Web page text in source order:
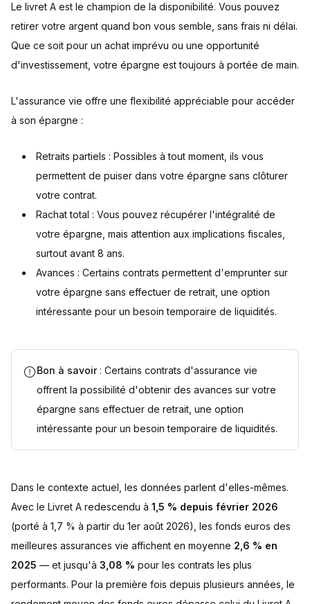
Le livret A est le champion de la disponibilité. Vous pouvez
retirer votre argent quand bon vous semble, sans frais ni délai.
Que ce soit pour un achat imprévu ou une opportunité
d'investissement, votre épargne est toujours à portée de main.
L'assurance vie offre une flexibilité appréciable pour accéder
à son épargne :
Retraits partiels : Possibles à tout moment, ils vous
permettent de puiser dans votre épargne sans clôturer
votre contrat.
Rachat total : Vous pouvez récupérer l'intégralité de
votre épargne, mais attention aux implications fiscales,
surtout avant 8 ans.
Avances : Certains contrats permettent d'emprunter sur
votre épargne sans effectuer de retrait, une option
intéressante pour un besoin temporaire de liquidités.
Bon à savoir: Certains contrats d'assurance vie
offrent la possibilité d'obtenir des avances sur votre
épargne sans effectuer de retrait, une option
intéressante pour un besoin temporaire de liquidités.
Dans le contexte actuel, les données parlent d'elles-mêmes.
Avec le Livret A redescendu à 1,5 % depuis février 2026
(porté à 1,7 % à partir du 1er août 2026), les fonds euros des
meilleures assurances vie affichent en moyenne 2,6 % en
2025 — et jusqu'à 3,08 % pour les contrats les plus
performants. Pour la première fois depuis plusieurs années, le